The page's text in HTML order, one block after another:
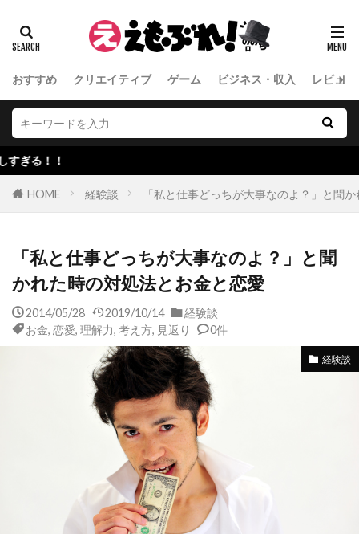
おすすめ クリエイティブ ゲーム ビジネス・収入 レビュー
HOME 経験談 「私と仕事どっちが大事なのよ？」と聞
「私と仕事どっちが大事なのよ？」と聞
かれた時の対処法とお金と恋愛
2014/05/28 2019/10/14
経験談
お金, 恋愛, 理解力, 考え方, 見返り 0件
経験談